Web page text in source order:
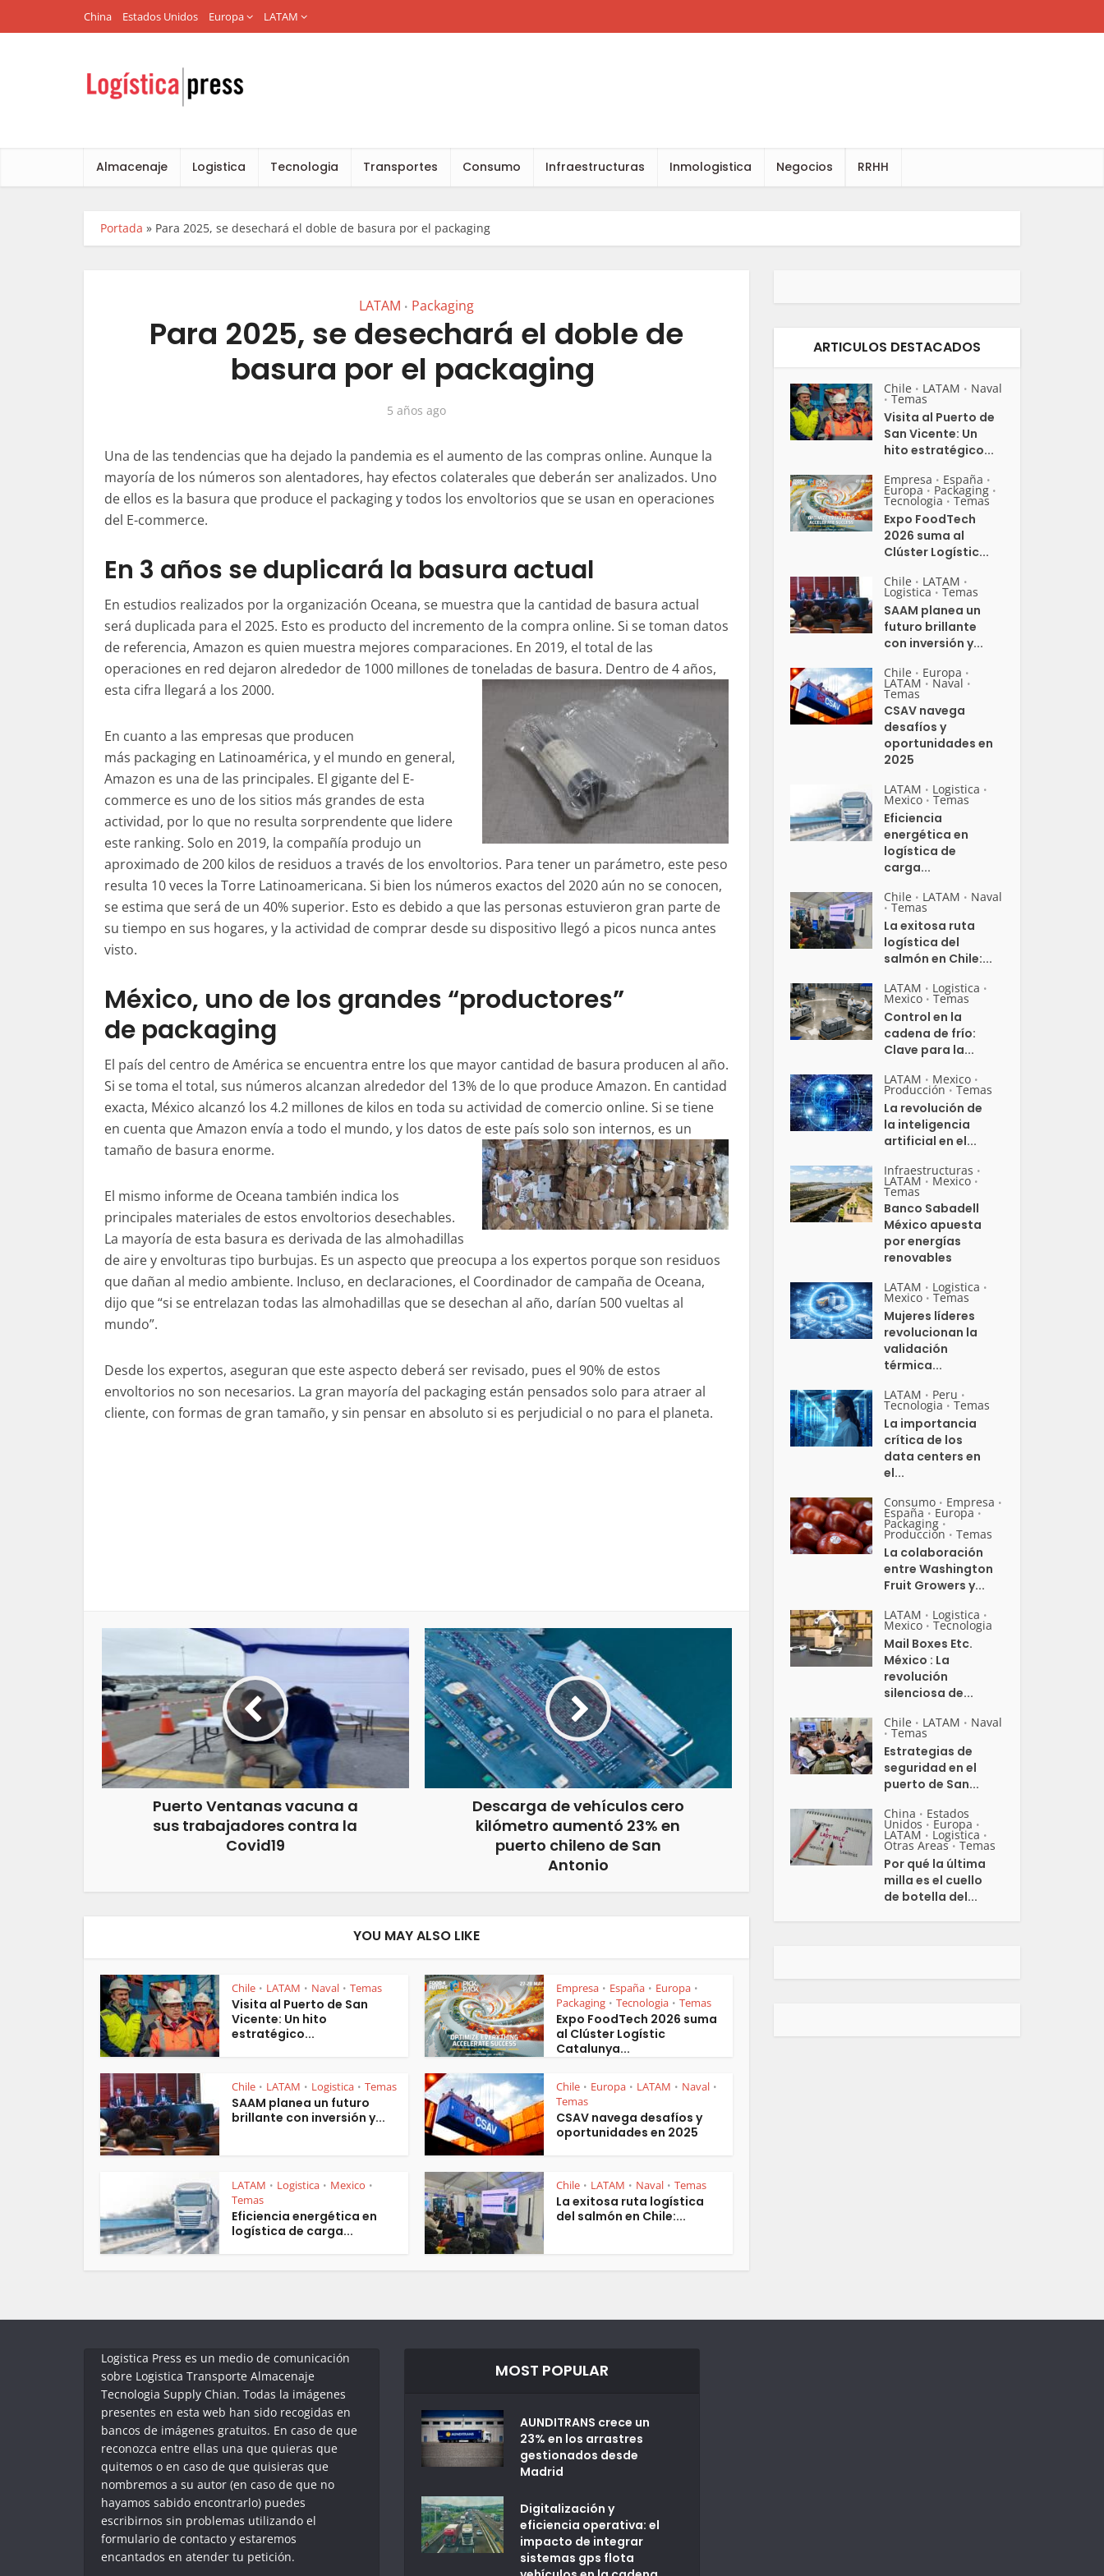
China Estados Unidos Europa LATAM
Almacenaje Logistica Tecnologia Transportes Consumo Infraestructuras Inmologistica Negocios RRHH
Portada » Para 2025, se desechará el doble de basura por el packaging
LATAM • Packaging
Para 2025, se desechará el doble de
basura por el packaging
5 años ago
Una de las tendencias que ha dejado la pandemia es el aumento de las compras online. Aunque la
mayoría de los números son alentadores, hay efectos colaterales que deberán ser analizados. Uno
de ellos es la basura que produce el packagingy todos los envoltorios que se usan en operaciones
del E-commerce.
En 3 años se duplicará la basura actual
En estudios realizados por la organización Oceana, se muestra que la cantidad de basura actual
será duplicada para el 2025. Esto es producto del incremento de la compra online. Si se toman datos
de referencia, Amazon es quien muestra mejores comparaciones. En 2019, el total de las
operaciones en red dejaron alrededor de 1000 millones de toneladas de basura. Dentro de 4 años,
esta cifra llegará a los 2000.
En cuanto a las empresas que producen
más packaging en Latinoamérica, y el mundo en general,
Amazon es una de las principales. El gigante del E-
commerce es uno de los sitios más grandes de esta
actividad, por lo que no resulta sorprendente que lidere
este ranking. Solo en 2019, la compañía produjo un
aproximado de 200 kilos de residuos a través de los envoltorios. Para tener un parámetro, este peso
resulta 10 veces la Torre Latinoamericana. Si bien los números exactos del 2020 aún no se conocen,
se estima que será de un 40% superior. Esto es debido a que las personas estuvieron gran parte de
su tiempo en sus hogares, y la actividad de comprar desde su dispositivo llegó a picos nunca antes
visto.
México, uno de los grandes “productores”
de packaging
El país del centro de América se encuentra entre los que mayor cantidad de basura producen al año.
Si se toma el total, sus números alcanzan alrededor del 13% de lo que produce Amazon. En cantidad
exacta, México alcanzó los 4.2 millones de kilos en toda su actividad de comercio online. Si se tiene
en cuenta que Amazon envía a todo el mundo, y los datos de este país solo son internos, es un
tamaño de basura enorme.
El mismo informe de Oceana también indica los
principales materiales de estos envoltorios desechables.
La mayoría de esta basura es derivada de las almohadillas
de aire y envolturas tipo burbujas. Es un aspecto que preocupa a los expertos porque son residuos
que dañan al medio ambiente. Incluso, en declaraciones, el Coordinador de campaña de Oceana,
dijo que “si se entrelazan todas las almohadillas que se desechan al año, darían 500 vueltas al
mundo”.
Desde los expertos, aseguran que este aspecto deberá ser revisado, pues el 90% de estos
envoltorios no son necesarios. La gran mayoría del packaging están pensados solo para atraer al
cliente, con formas de gran tamaño, y sin pensar en absoluto si es perjudicial o no para el planeta.
Puerto Ventanas vacuna a
sus trabajadores contra la
Covid19
Descarga de vehículos cero
kilómetro aumentó 23% en
puerto chileno de San
Antonio
YOU MAY ALSO LIKE
Chile • LATAM • Naval • Temas
Visita al Puerto de San
Vicente: Un hito
estratégico...
Empresa • España • Europa •
Packaging • Tecnologia • Temas
Expo FoodTech 2026 suma
al Clúster Logístic
Catalunya...
Chile • LATAM • Logistica • Temas
SAAM planea un futuro
brillante con inversión y...
Chile • Europa • LATAM • Naval •
Temas
CSAV navega desafíos y
oportunidades en 2025
LATAM • Logistica • Mexico •
Temas
Eficiencia energética en
logística de carga...
Chile • LATAM • Naval • Temas
La exitosa ruta logística
del salmón en Chile:...
ARTICULOS DESTACADOS
Chile • LATAM • Naval
• Temas
Visita al Puerto de
San Vicente: Un
hito estratégico...
Empresa • España •
Europa • Packaging •
Tecnologia • Temas
Expo FoodTech
2026 suma al
Clúster Logístic...
Chile • LATAM •
Logistica • Temas
SAAM planea un
futuro brillante
con inversión y...
Chile • Europa •
LATAM • Naval •
Temas
CSAV navega
desafíos y
oportunidades en
2025
LATAM • Logistica •
Mexico • Temas
Eficiencia
energética en
logística de
carga...
Chile • LATAM • Naval
• Temas
La exitosa ruta
logística del
salmón en Chile:...
LATAM • Logistica •
Mexico • Temas
Control en la
cadena de frío:
Clave para la...
LATAM • Mexico •
Producción • Temas
La revolución de
la inteligencia
artificial en el...
Infraestructuras •
LATAM • Mexico •
Temas
Banco Sabadell
México apuesta
por energías
renovables
LATAM • Logistica •
Mexico • Temas
Mujeres líderes
revolucionan la
validación
térmica...
LATAM • Peru •
Tecnologia • Temas
La importancia
crítica de los
data centers en
el...
Consumo • Empresa •
España • Europa •
Packaging •
Producción • Temas
La colaboración
entre Washington
Fruit Growers y...
LATAM • Logistica •
Mexico • Tecnologia
Mail Boxes Etc.
México : La
revolución
silenciosa de...
Chile • LATAM • Naval
• Temas
Estrategias de
seguridad en el
puerto de San...
China • Estados
Unidos • Europa •
LATAM • Logistica •
Otras Areas • Temas
Por qué la última
milla es el cuello
de botella del...
Logistica Press es un medio de comunicación
sobre Logistica Transporte Almacenaje
Tecnologia Supply Chian. Todas la imágenes
presentes en esta web han sido recogidas en
bancos de imágenes gratuitos. En caso de que
reconozca entre ellas una que quieras que
quitemos o en caso de que quisieras que
nombremos a su autor (en caso de que no
hayamos sabido encontrarlo) puedes
escribirnos sin problemas utilizando el
formulario de contacto y estaremos
encantados en atender tu petición.
MOST POPULAR
AUNDITRANS crece un
23% en los arrastres
gestionados desde
Madrid
Digitalización y
eficiencia operativa: el
impacto de integrar
sistemas gps flota